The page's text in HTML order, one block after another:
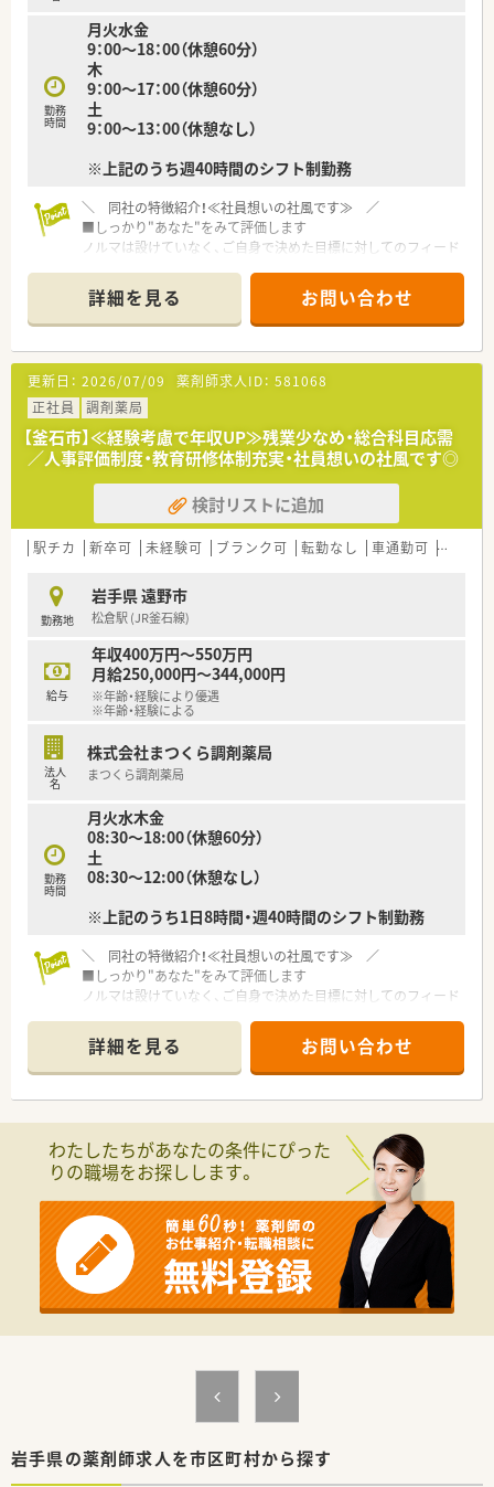
勤務
時間
月火水金
9：00～18：00（休憩60分）
木
9：00～17：00（休憩60分）
土
9：00～13：00（休憩なし）
※上記のうち週40時間のシフト制勤務
＼ 同社の特徴紹介！≪社員想いの社風です≫ ／
■しっかり"あなた"をみて評価します
ノルマは設けていなく、ご自身で決めた目標に対してのフィード
『こうなっていたい』という想いを大切にし、立てた目標を達成
するにはどうしたらいいかを、一緒に考えサポートしています。
■社長をはじめ、懐が深い社員が多いです
『3年先の人事』を見据えており、3年後はどうなっていたいかを
ライフプランなどを踏まえて希望を聞いております。
年2回の面談を通して、心境などを伺い、産休育休の相談はもち
ろんのこと、社員が長く、そして気持ちよく働けるような環境作
りをしています。
また、誕生日には、社長が毎年手書きのバースデーカードと一緒
にプレゼントがあります♪
店舗数が増えている今でも、変わらず『社員を想う』行動を継続
されています。
エリアマネージャーは、ほぼ新卒で入社しており、その際に泊ま
り込みで研修を受けており、しっかりと教育基盤がある同社で育
成されている方々です。
その方々の元で現場研修（OJT）をしていただきます。
学術大会や、様々なセミナーにも積極的に参加しており、定期的
にスキルアップできるようバックアップしています。
≪ 企業の詳細 ≫
■岩手県に本社を構える地場チェーン薬局です！
新規出店も継続しており、県内には20店舗以上ございます。
ます。
薬局は、クリニック門前から病院門前などに出店しているため、
どんな経験を積みたいかによって選ぶことも可能です！
■皮膚科をメインに応需しており、一包化にも対応しています。
があり、近隣各地の処方箋を応需しています。
また、同薬局では円盤を導入しており、残っている薬の数がバラ
バラだったり、飲み忘れ、飲み違いがある方には、飲むタイミン
グ毎に袋にまとめる一包化調剤も実施しています。
■店内は広くて明るく、清潔感があり気持ちよく就業できる環境
は困らない立地にございます。
≪ こんな方を歓迎いたします！ ≫
■門前クリニックの前で専門性を高めて就業したい方
■頼れる存在（エリアマネージャー）がいる環境でスキルアップ
を図っていきたい方
詳細を見る お問い合わせ
更新日： 2026/07/09 薬剤師求人ID： 581068
正社員
調剤薬局
【釜石市】≪経験考慮で年収UP≫残業少なめ・総合科目応需
／人事評価制度・教育研修体制充実・社員想いの社風です◎
検討リストに追加
駅チカ 新卒可 未経験可 ブランク可 転勤なし 車通勤可 寮・借
勤務地
岩手県 遠野市
松倉駅 (JR釜石線)
給与
年収400万円～550万円
月給250,000円～344,000円
※年齢・経験により優遇
※年齢・経験による
法人
名
株式会社まつくら調剤薬局
まつくら調剤薬局
勤務
時間
月火水木金
08:30～18:00（休憩60分）
土
08:30～12:00（休憩なし）
※上記のうち1日8時間・週40時間のシフト制勤務
＼ 同社の特徴紹介！≪社員想いの社風です≫ ／
■しっかり"あなた"をみて評価します
ノルマは設けていなく、ご自身で決めた目標に対してのフィード
『こうなっていたい』という想いを大切にし、立てた目標を達成
するにはどうしたらいいかを、一緒に考えサポートしています。
■社長をはじめ、懐が深い社員が多いです
ライフプランなどを踏まえて希望を聞いております。
年2回の面談を通して、心境などを伺い、産休育休の相談はもち
ろんのこと、社員が長く、そして気持ちよく働けるような環境作
また、誕生日には、社長が毎年手書きのバースデーカードと一緒
にプレゼントがあります♪
店舗数が増えている今でも、変わらず『社員を想う』行動を継続
されています。
■教育体制がしっかりしています
エリアマネージャーは、ほぼ新卒で入社しており、その際に泊ま
成されている方々です。
その方々の元で現場研修（OJT）をしていただきます。
詳細を見る お問い合わせ
わたしたちがあなたの条件にぴった
りの職場をお探しします。
岩手県の薬剤師求人を市区町村から探す